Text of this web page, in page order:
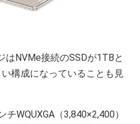
はNVMe接続のSSDが1TBと
構成になっていることも見
WQUXGA（3,840×2,400）